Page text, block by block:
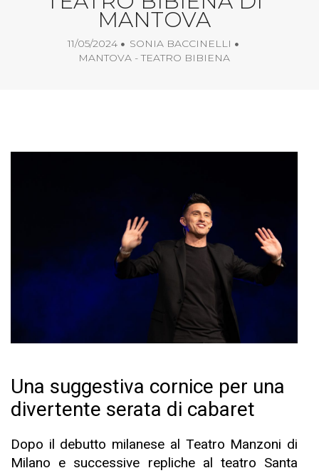
MANTOVA
11/05/2024
SONIA BACCINELLI
MANTOVA - TEATRO BIBIENA
Una suggestiva cornice per una
divertente serata di cabaret
Dopo il debutto milanese al Teatro Manzoni di
Milano e successive repliche al teatro Santa